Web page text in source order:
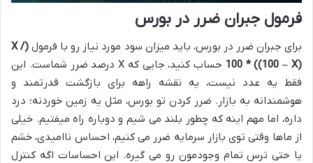
فرمول جبران ضرر در بورس
برای جبران ضرر در بورس، باید میزان سود مورد نیاز رو با فرمول (X /
(100 – X)) * 100
حساب کنید، جایی که X درصد ضرر شماست. این
فقط یه عدد نیست، یه نقشه راهه برای بازگشت قدرتمند و
هوشمندانه به بازار. ضرر کردن تو بورس، مثل یه زمین خوردنه؛ درد
داره، اما مهم اینه که چطور بلند می شیم و دوباره راه میفتیم. خیلی
از ماها وقتی توی بازار سرمایه ضرر می کنیم، احساس ناامیدی، خشم
یا حتی ترس تمام وجودمون رو می گیره. این احساسات اگه کنترل